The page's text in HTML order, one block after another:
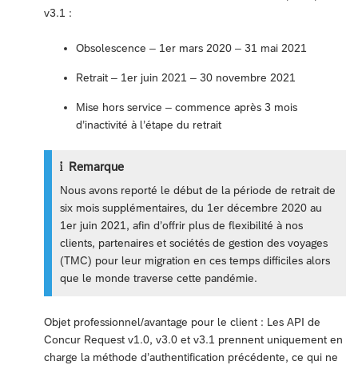
v3.1 :
Obsolescence – 1er mars 2020 – 31 mai 2021
Retrait – 1er juin 2021 – 30 novembre 2021
Mise hors service – commence après 3 mois
d’inactivité à l’étape du retrait
Remarque
Nous avons reporté le début de la période de retrait de
six mois supplémentaires, du 1er décembre 2020 au
1er juin 2021, afin d’offrir plus de flexibilité à nos
clients, partenaires et sociétés de gestion des voyages
(TMC) pour leur migration en ces temps difficiles alors
que le monde traverse cette pandémie.
Objet professionnel/avantage pour le client : Les API de
Concur Request v1.0, v3.0 et v3.1 prennent uniquement en
charge la méthode d’authentification précédente, ce qui ne